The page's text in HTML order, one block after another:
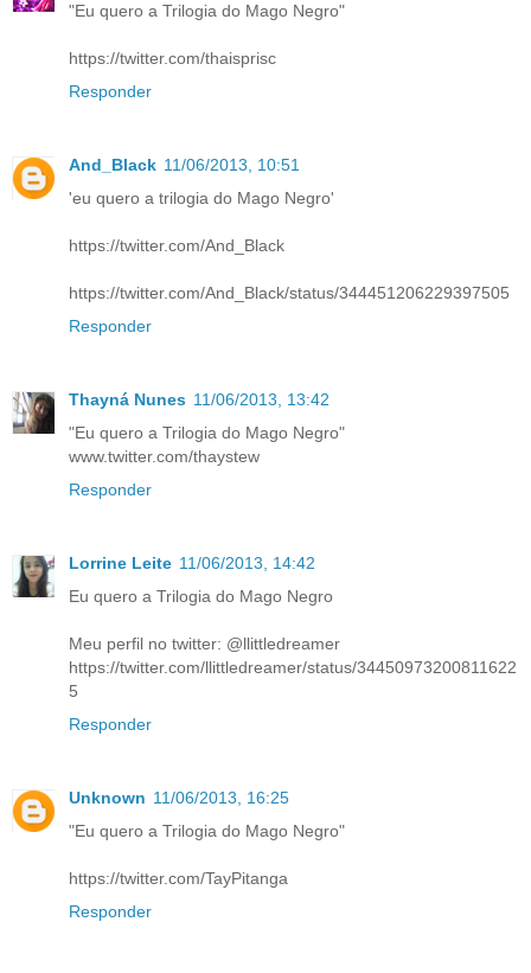
"Eu quero a Trilogia do Mago Negro"
https://twitter.com/thaisprisc
Responder
And_Black 11/06/2013, 10:51
'eu quero a trilogia do Mago Negro'
https://twitter.com/And_Black
https://twitter.com/And_Black/status/344451206229397505
Responder
Thayná Nunes 11/06/2013, 13:42
"Eu quero a Trilogia do Mago Negro"
www.twitter.com/thaystew
Responder
Lorrine Leite 11/06/2013, 14:42
Eu quero a Trilogia do Mago Negro
Meu perfil no twitter: @llittledreamer
https://twitter.com/llittledreamer/status/34450973200811622
5
Responder
Unknown 11/06/2013, 16:25
"Eu quero a Trilogia do Mago Negro"
https://twitter.com/TayPitanga
Responder